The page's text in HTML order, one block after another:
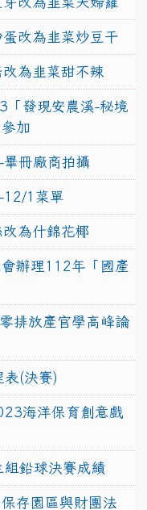
改為韭菜炒豆干
為韭菜甜不辣
「發現安農溪-秘境
加
冊廠商拍攝
12/1菜單
為什錦花椰
辦理112年「國產
排放產官學高峰論
表(決賽)
海洋保育創意戲
鉛球決賽成績
存園區與財團法